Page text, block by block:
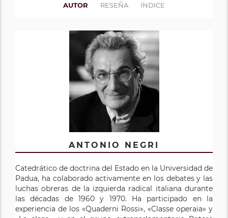
AUTOR RESEÑA ÍNDICE
ANTONIO NEGRI
Catedrático de doctrina del Estado en la Universidad de
Padua, ha colaborado activamente en los debates y las
luchas obreras de la izquierda radical italiana durante
las décadas de 1960 y 1970. Ha participado en la
experiencia de los «Quaderni Rossi», «Classe operaia» y